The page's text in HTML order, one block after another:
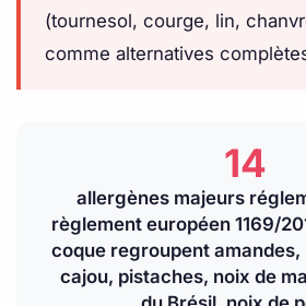
(tournesol, courge, lin,
comme alternatives
14
allergènes majeurs
règlement européen 1169/
coque regroupent
cajou, pistaches, noix de